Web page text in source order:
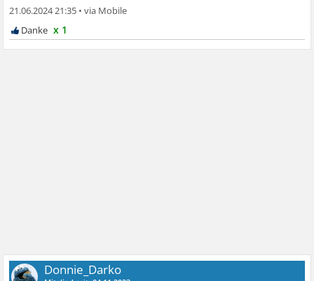
21.06.2024 21:35 •
x 1
Donnie_Darko